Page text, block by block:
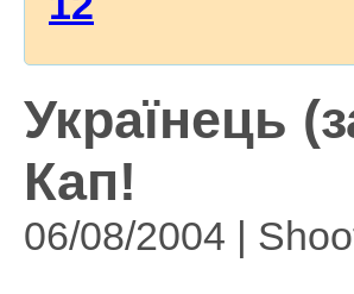
Українець
Кап!
06/08/2004 |